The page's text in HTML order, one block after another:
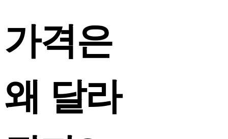
가격은
왜 달라